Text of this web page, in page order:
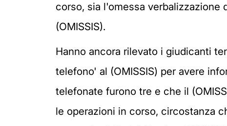
corso, sia l'omessa verbalizzazione
(OMISSIS).
Hanno ancora rilevato i giudicanti
telefono' al (OMISSIS) per avere
telefonate furono tre e che il
le operazioni in corso, circostanza